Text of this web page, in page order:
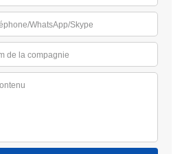
WhatsApp/Skype
de la compagnie